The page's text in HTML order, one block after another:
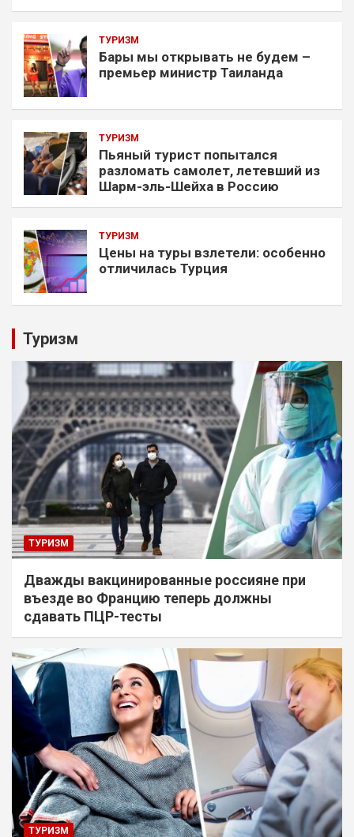
ТУРИЗМ
Бары мы открывать не будем –
премьер министр Таиланда
ТУРИЗМ
Пьяный турист попытался
разломать самолет, летевший из
Шарм-эль-Шейха в Россию
ТУРИЗМ
Цены на туры взлетели: особенно
отличилась Турция
Туризм
ТУРИЗМ
Дважды вакцинированные россияне при
въезде во Францию теперь должны
сдавать ПЦР-тесты
ТУРИЗМ